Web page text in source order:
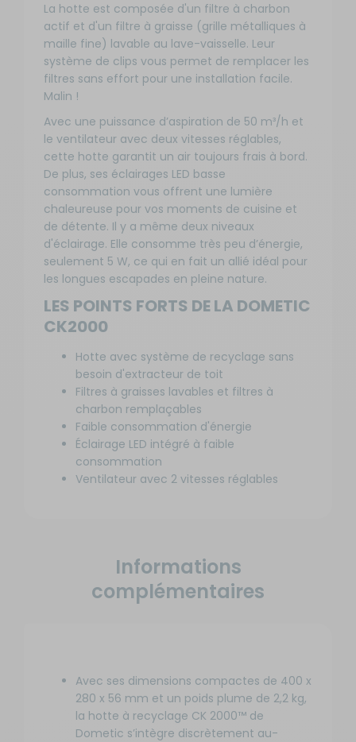
La hotte est composée d'un filtre à charbon
actif et d'un filtre à graisse (grille métalliques à
maille fine) lavable au lave-vaisselle. Leur
système de clips vous permet de remplacer les
filtres sans effort pour une installation facile.
Malin !
Avec une puissance d’aspiration de 50 m³/h et
le ventilateur avec deux vitesses réglables,
cette hotte garantit un air toujours frais à bord.
De plus, ses éclairages LED basse
consommation vous offrent une lumière
chaleureuse pour vos moments de cuisine et
de détente. Il y a même deux niveaux
d'éclairage. Elle consomme très peu d’énergie,
seulement 5 W, ce qui en fait un allié idéal pour
les longues escapades en pleine nature.
LES POINTS FORTS DE LA DOMETIC
CK2000
Hotte avec système de recyclage sans
besoin d'extracteur de toit
Filtres à graisses lavables et filtres à
charbon remplaçables
Faible consommation d'énergie
Éclairage LED intégré à faible
consommation
Ventilateur avec 2 vitesses réglables
Informations
complémentaires
Avec ses dimensions compactes de 400 x
280 x 56 mm et un poids plume de 2,2 kg,
la hotte à recyclage CK 2000™ de
Dometic s’intègre discrètement au-